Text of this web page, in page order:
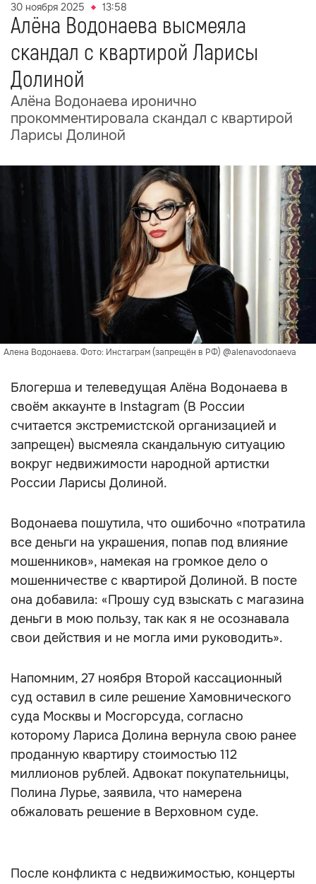
30 ноября 2025 13:58
Алёна Водонаева высмеяла
скандал с квартирой Ларисы
Долиной
Алёна Водонаева иронично
прокомментировала скандал с квартирой
Ларисы Долиной
Алена Водонаева. Фото: Инстаграм (запрещён в РФ) @alenavodonaeva
Блогерша и телеведущая Алёна Водонаева в
своём аккаунте в Instagram (В России
считается экстремистской организацией и
запрещен) высмеяла скандальную ситуацию
вокруг недвижимости народной артистки
России Ларисы Долиной.
Водонаева пошутила, что ошибочно «потратила
все деньги на украшения, попав под влияние
мошенников», намекая на громкое дело о
мошенничестве с квартирой Долиной. В посте
она добавила: «Прошу суд взыскать с магазина
деньги в мою пользу, так как я не осознавала
свои действия и не могла ими руководить».
Напомним, 27 ноября Второй кассационный
суд оставил в силе решение Хамовнического
суда Москвы и Мосгорсуда, согласно
которому Лариса Долина вернула свою ранее
проданную квартиру стоимостью 112
миллионов рублей. Адвокат покупательницы,
Полина Лурье, заявила, что намерена
обжаловать решение в Верховном суде.
После конфликта с недвижимостью, концерты